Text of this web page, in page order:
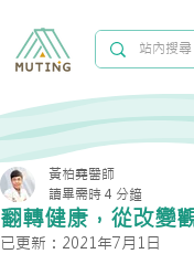
翻轉健康，從改變
黃柏堯醫師
讀畢需時 4 分鐘
已更新： 2021年7月1日